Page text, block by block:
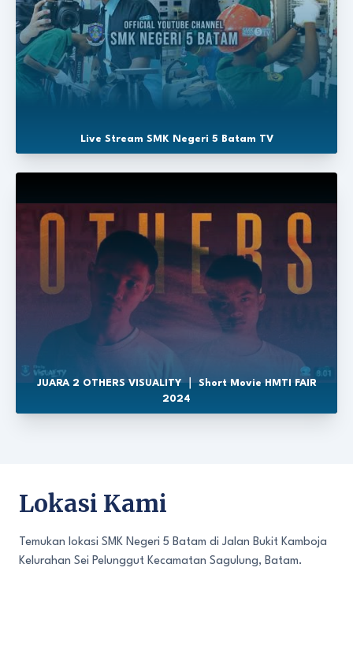
Live Stream SMK Negeri 5 Batam TV
JUARA 2 OTHERS VISUALITY ｜ Short Movie HMTI FAIR
2024
Lokasi Kami
Temukan lokasi SMK Negeri 5 Batam di Jalan Bukit Kamboja
Kelurahan Sei Pelunggut Kecamatan Sagulung, Batam.